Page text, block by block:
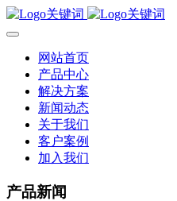
网站首页
产品中心
解决方案
新闻动态
关于我们
客户案例
加入我们
产品新闻